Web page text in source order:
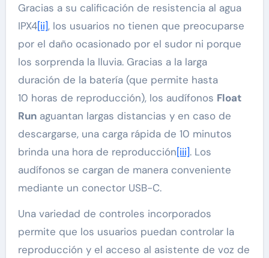
Gracias a su calificación de resistencia al agua
IPX4[ii], los usuarios no tienen que preocuparse
por el daño ocasionado por el sudor ni porque
los sorprenda la lluvia. Gracias a la larga
duración de la batería (que permite hasta
10 horas de reproducción), los audífonos Float
Runaguantan largas distancias y en caso de
descargarse, una carga rápida de 10 minutos
brinda una hora de reproducción[iii]. Los
audífonos se cargan de manera conveniente
mediante un conector USB-C.
Una variedad de controles incorporados
permite que los usuarios puedan controlar la
reproducción y el acceso al asistente de voz de